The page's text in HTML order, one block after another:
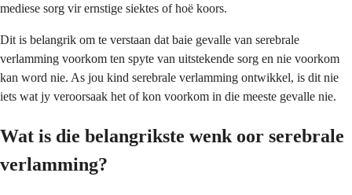
mediese sorg vir ernstige siektes of hoë koors.
Dit is belangrik om te verstaan dat baie gevalle van serebrale
verlamming voorkom ten spyte van uitstekende sorg en nie voorkom
kan word nie. As jou kind serebrale verlamming ontwikkel, is dit nie
iets wat jy veroorsaak het of kon voorkom in die meeste gevalle nie.
Wat is die belangrikste wenk oor serebrale
verlamming?